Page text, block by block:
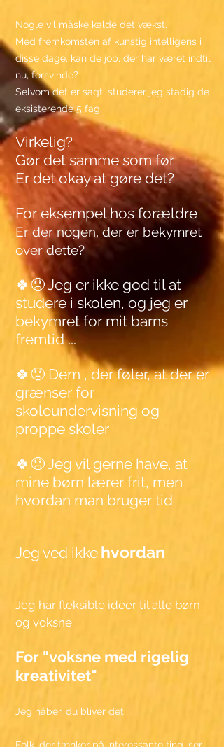
Nogle vil måske kalde det vækst.
Med fremkomsten af kunstig intelligens i
disse dage, kan de job, der har været indtil
nu, forsvinde?
Selvom det er sagt, studerer jeg stadig de
eksisterende 5 fag.
Virkelig?
Gør det samme som før
Er det okay at gøre det?
For eksempel hos forældre
Er der nogen, der er bekymret
over dette?
🍀😞 Jeg er ikke god til at
studere i skolen, og jeg er
bekymret for mit barns
fremtid...
🍀😞 Dem , der føler, at der er
grænser for
skoleundervisning og
proppe skoler
🍀😞Jeg vil gerne have, at
mine børn lærer frit, men
hvordan man bruger tid
Jeg ved ikke hvordan .
Jeg har fleksible ideer til alle børn
og voksne
For "voksne med rigelig
kreativitet"
Jeg håber, du bliver det.